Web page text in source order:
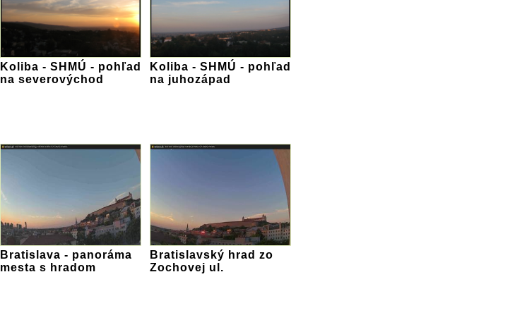
Koliba - SHMÚ - pohľad
na severovýchod
Koliba - SHMÚ - pohľad
na juhozápad
Bratislava - panoráma
mesta s hradom
Bratislavský hrad zo
Zochovej ul.